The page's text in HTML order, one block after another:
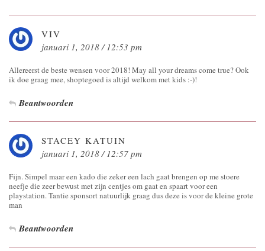
VIV
januari 1, 2018 / 12:53 pm
Allereerst de beste wensen voor 2018! May all your dreams come true? Ook
ik doe graag mee, shoptegoed is altijd welkom met kids :-)!
Beantwoorden
STACEY KATUIN
januari 1, 2018 / 12:57 pm
Fijn. Simpel maar een kado die zeker een lach gaat brengen op me stoere
neefje die zeer bewust met zijn centjes om gaat en spaart voor een
playstation. Tantie sponsort natuurlijk graag dus deze is voor de kleine grote
man
Beantwoorden